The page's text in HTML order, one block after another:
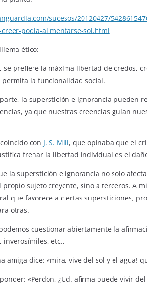
sucesos/20120427/
podia-alimentarse-sol.html
ético:
se prefiere la máxima libertad de credos,
permita la funcionalidad social.
la superstición e ignorancia pueden
ya que nuestras creencias guían
con J. S. Mill, que opinaba que el
frenar la libertad individual es el
la superstición e ignorancia no solo
propio sujeto creyente, sino a terceros. A
que favorece a ciertas supersticiones,
otras.
cuestionar abiertamente la
inverosímiles, etc…
amiga dice: «mira, vive del sol y el agua!
«Perdon, ¿Ud. afirma puede vivir del